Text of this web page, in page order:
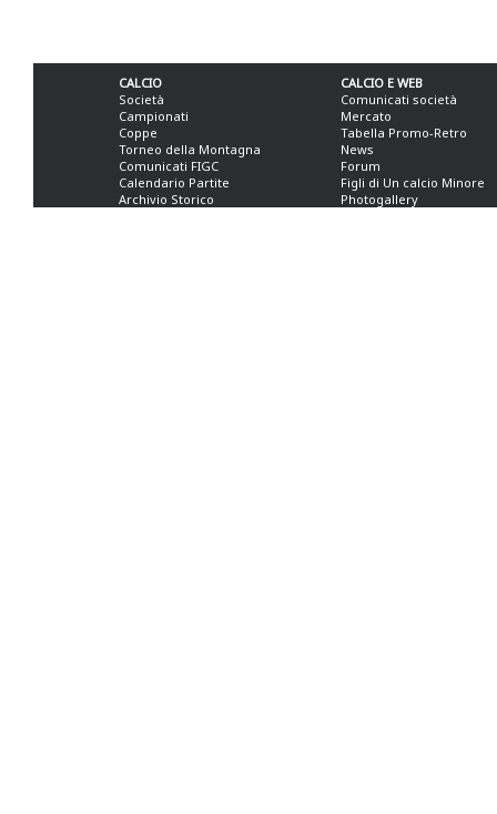
CALCIO
Società
Campionati
Coppe
Torneo della Montagna
Comunicati FIGC
Calendario Partite
Archivio Storico
CALCIO E WEB
Comunicati società
Mercato
Tabella Promo-Retro
News
Forum
Figli di Un calcio Minore
Photogallery